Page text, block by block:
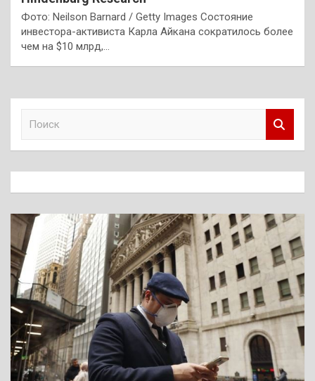
Фото: Neilson Barnard / Getty Images Состояние
инвестора-активиста Карла Айкана сократилось более
чем на $10 млрд,…
к